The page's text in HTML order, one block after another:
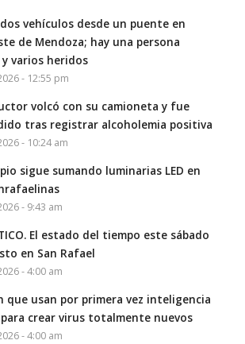
vehículos desde un puente en
de Mendoza; hay una persona
varios heridos
- 12:55 pm
volcó con su camioneta y fue
tras registrar alcoholemia positiva
- 10:24 am
sigue sumando luminarias LED en
- 9:43 am
El estado del tiempo este sábado
en San Rafael
- 4:00 am
que usan por primera vez inteligencia
crear virus totalmente nuevos
- 4:00 am